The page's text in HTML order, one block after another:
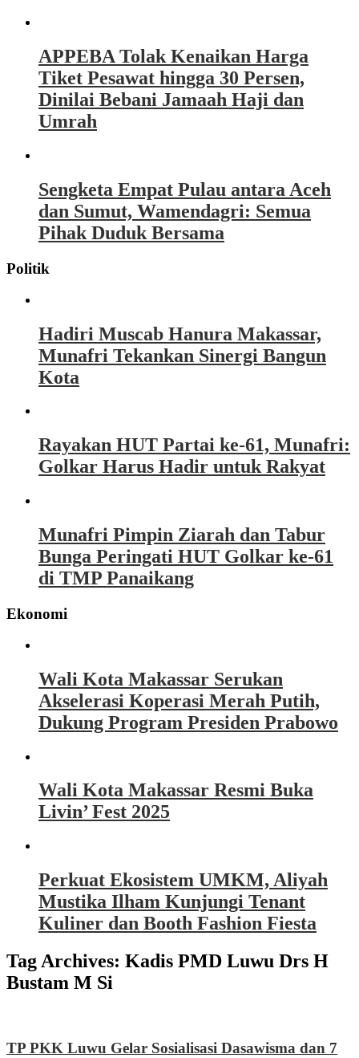
APPEBA Tolak Kenaikan Harga
Tiket Pesawat hingga 30 Persen,
Dinilai Bebani Jamaah Haji dan
Umrah
Sengketa Empat Pulau antara Aceh
dan Sumut, Wamendagri: Semua
Pihak Duduk Bersama
Politik
Hadiri Muscab Hanura Makassar,
Munafri Tekankan Sinergi Bangun
Kota
Rayakan HUT Partai ke-61, Munafri:
Golkar Harus Hadir untuk Rakyat
Munafri Pimpin Ziarah dan Tabur
Bunga Peringati HUT Golkar ke-61
di TMP Panaikang
Ekonomi
Wali Kota Makassar Serukan
Akselerasi Koperasi Merah Putih,
Dukung Program Presiden Prabowo
Wali Kota Makassar Resmi Buka
Livin’ Fest 2025
Perkuat Ekosistem UMKM, Aliyah
Mustika Ilham Kunjungi Tenant
Kuliner dan Booth Fashion Fiesta
Tag Archives: Kadis PMD Luwu Drs H
Bustam M Si
TP PKK Luwu Gelar Sosialisasi Dasawisma dan 7